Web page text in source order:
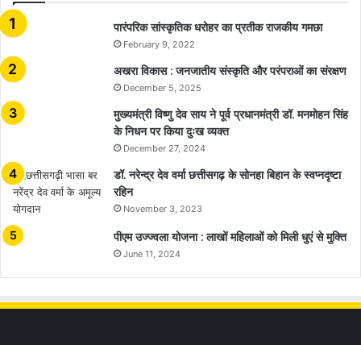
​​​​​​​पारंपरिक सांस्कृतिक धरोहर का प्रतीक राजकीय गमछा
February 9, 2022
अखरा विकास : जनजातीय संस्कृति और परंपराओं का संरक्षण
December 5, 2025
मुख्यमंत्री विष्णु देव साय ने पूर्व प्रधानमंत्री डॉ. मनमोहन सिंह
के निधन पर किया दुःख व्यक्त
December 27, 2024
डॉ. नरेन्द्र देव वर्मा छत्तीसगढ़ के सोनहा बिहान के स्वप्नदृष्टा
रहिन
November 3, 2023
पीएम उज्ज्वला योजना : लाखों महिलाओं को मिली धुएं से मुक्ति
June 11, 2024